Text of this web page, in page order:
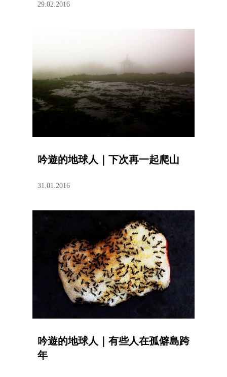
29.02.2016
吟遊的地球人｜下次再一起爬山
31.01.2016
吟遊的地球人｜有些人在孤僻島跨
年